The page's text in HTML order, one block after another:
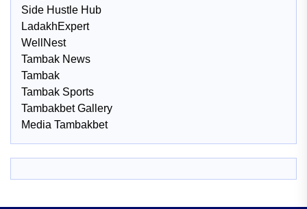
Side Hustle Hub
LadakhExpert
WellNest
Tambak News
Tambak
Tambak Sports
Tambakbet Gallery
Media Tambakbet